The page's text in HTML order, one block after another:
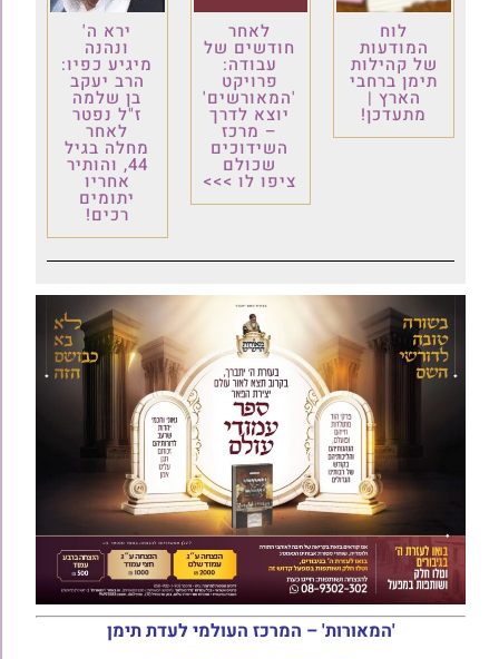
לוח
המודעות
של קהילות
תימן ברחבי
הארץ |
מתעדכן!
לאחר
חודשים של
עבודה:
פרויקט
'המאורשים'
יוצא לדרך
– מרכז
השידוכים
שכולם
ציפו לו >>>
ירא ה'
ונהנה
מיגיע כפיו:
הרב יעקב
בן שלמה
ז"ל נפטר
לאחר
מחלה בגיל
44, והותיר
אחריו
יתומים
רכים!
'המאורות' – המרכז העולמי לעדת תימן